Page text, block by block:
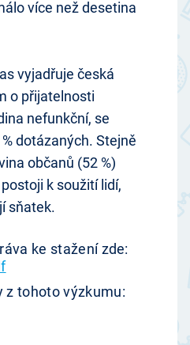
více než desetina
vyjadřuje česká
o přijatelnosti
nefunkční, se
dotázaných. Stejně
občanů (52 %)
k soužití lidí,
sňatek.
ke stažení zde:
z tohoto výzkumu: